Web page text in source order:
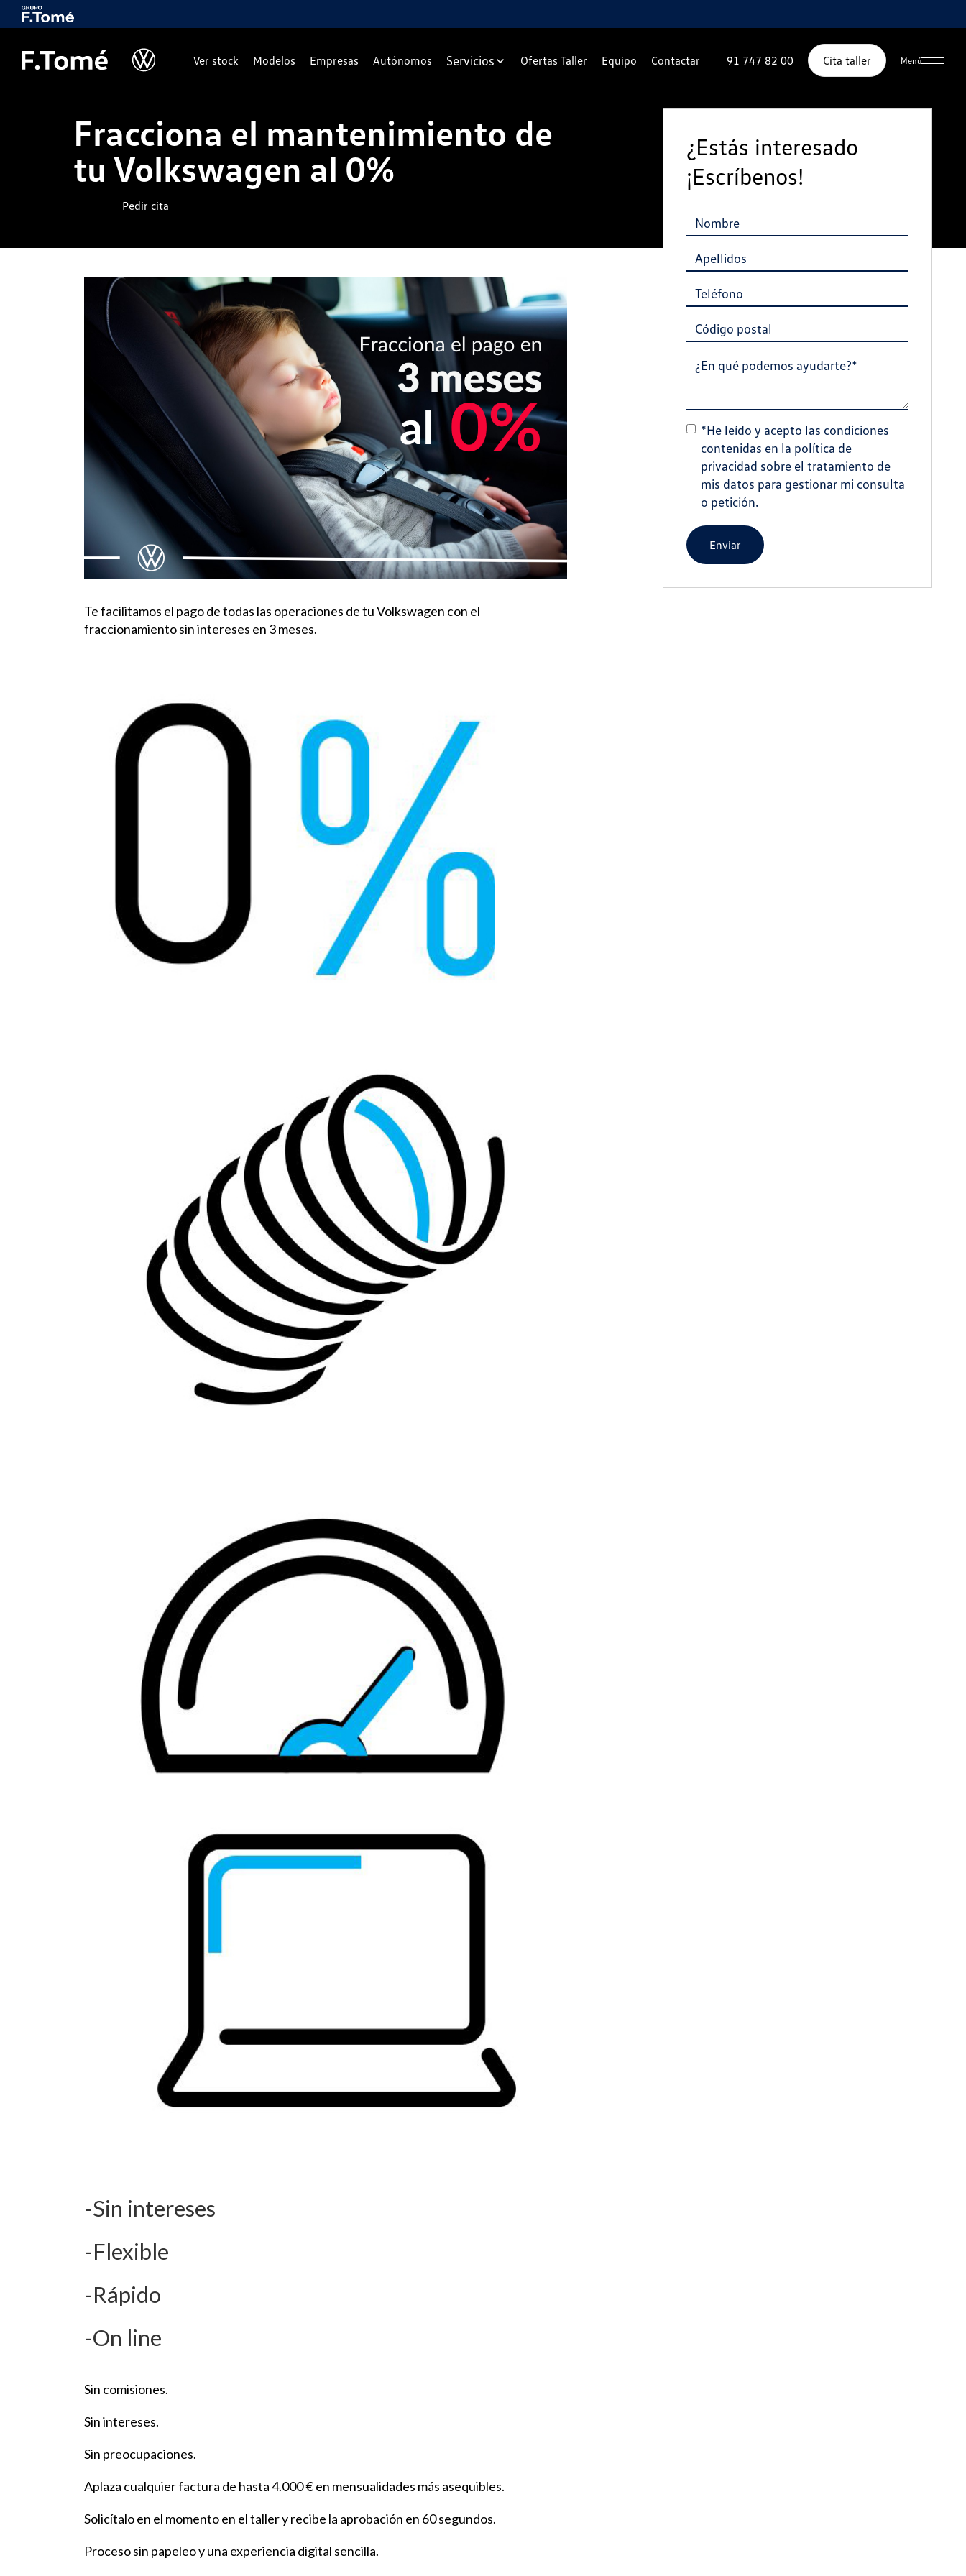
Ver stock Modelos Empresas Autónomos Servicios Ofertas Taller Equipo Contactar 91 747 82 00 Cita taller Menú
Fracciona el mantenimiento de
tu Volkswagen al 0%
Pedir cita
Te facilitamos el pago de todas las operaciones de tu Volkswagen con el
fraccionamiento sin intereses en 3 meses.
-Sin intereses
-Flexible
-Rápido
-On line
Sin comisiones.
Sin intereses.
Sin preocupaciones.
Aplaza cualquier factura de hasta 4.000 € en mensualidades más asequibles.
Solicítalo en el momento en el taller y recibe la aprobación en 60 segundos.
Proceso sin papeleo y una experiencia digital sencilla.
¿Estás interesado
¡Escríbenos!
*He leído y acepto las condiciones
contenidas en la política de
privacidad sobre el tratamiento de
mis datos para gestionar mi consulta
o petición.
Enviar